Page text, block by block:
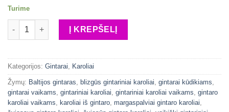
Turime
produkto kiekis: Vidutinio šviesumo gintariniai karoliukai
Į KREPŠELĮ
Kategorijos: Gintarai, Karoliai
Žymų: Baltijos gintaras, blizgūs gintariniai karoliai, gintarai kūdikiams,
gintarai vaikams, gintariniai karoliai, gintariniai karoliai vaikams, gintaro
karoliai vaikams, karoliai iš gintaro, margaspalviai gintaro karoliai,